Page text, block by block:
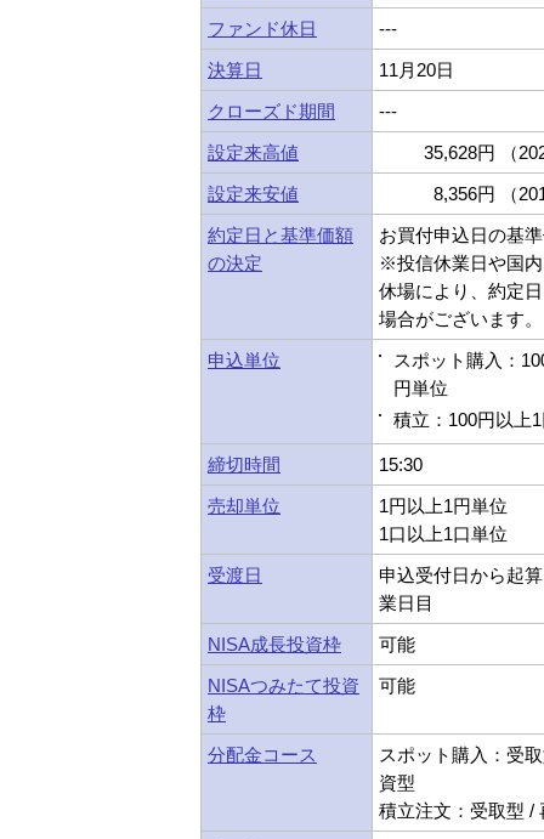
ファンド休日
---
決算日
11月20日
クローズド期間
---
設定来高値
35,628円 （
設定来安値
8,356円 （
約定日と基準価額
の決定
お買付申込日の基
※投信休業日や国
休場により、約定
場合がございます。
申込単位
スポット購入：
円単位
積立：100円以上
締切時間
15:30
売却単位
1円以上1円単位
1口以上1口単位
受渡日
申込受付日から起
業日目
NISA成長投資枠
可能
NISAつみたて投資
枠
可能
分配金コース
スポット購入：受
資型
積立注文：受取型 /